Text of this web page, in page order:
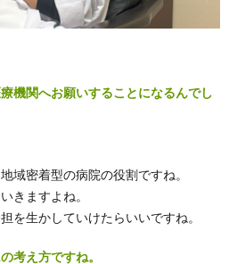
機関へお願いすることになるんでし
域密着型の病院の役割ですね。
きますよね。
を生かしていけたらいいですね。
考え方ですね。